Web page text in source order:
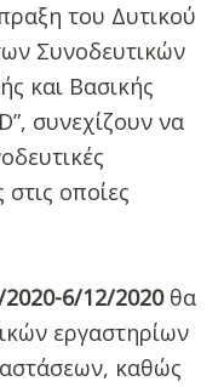
του Δυτικού
Συνοδευτικών
και Βασικής
συνεχίζουν να
στις οποίες
6/12/2020θα
εργαστηρίων
καθώς